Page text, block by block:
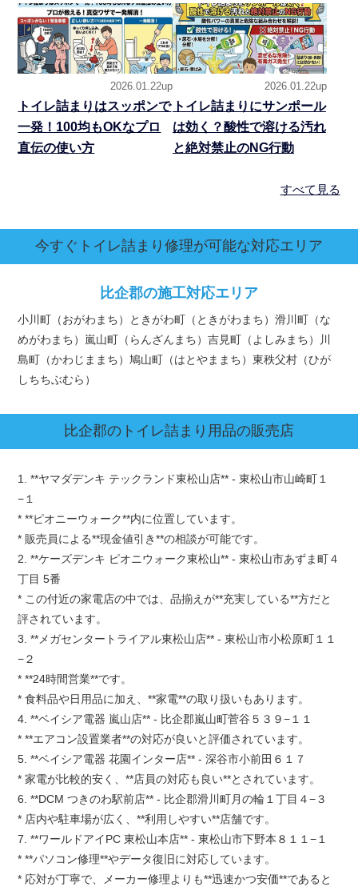
2026.01.22up
トイレ詰まりはスッポンで
一発！100均もOKなプロ
直伝の使い方
2026.01.22up
トイレ詰まりにサンポール
は効く？酸性で溶ける汚れ
と絶対禁止のNG行動
すべて見る
今すぐトイレ詰まり修理が可能な対応エリア
比企郡の施工対応エリア
小川町（おがわまち）ときがわ町（ときがわまち）滑川町（な
めがわまち）嵐山町（らんざんまち）吉見町（よしみまち）川
島町（かわじままち）鳩山町（はとやままち）東秩父村（ひが
しちちぶむら）
比企郡のトイレ詰まり用品の販売店
1. **ヤマダデンキ テックランド東松山店** - 東松山市山崎町１
−１
* **ピオニーウォーク**内に位置しています。
* 販売員による**現金値引き**の相談が可能です。
2. **ケーズデンキ ピオニウォーク東松山** - 東松山市あずま町４
丁目 5番
* この付近の家電店の中では、品揃えが**充実している**方だと
評されています。
3. **メガセンタートライアル東松山店** - 東松山市小松原町１１
−２
* **24時間営業**です。
* 食料品や日用品に加え、**家電**の取り扱いもあります。
4. **ベイシア電器 嵐山店** - 比企郡嵐山町菅谷５３９−１１
* **エアコン設置業者**の対応が良いと評価されています。
5. **ベイシア電器 花園インター店** - 深谷市小前田６１７
* 家電が比較的安く、**店員の対応も良い**とされています。
6. **DCM つきのわ駅前店** - 比企郡滑川町月の輪１丁目４−３
* 店内や駐車場が広く、**利用しやすい**店舗です。
7. **ワールドアイPC 東松山本店** - 東松山市下野本８１１−１
* **パソコン修理**やデータ復旧に対応しています。
* 応対が丁寧で、メーカー修理よりも**迅速かつ安価**であると